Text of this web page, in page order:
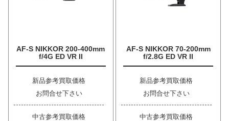
AF-S NIKKOR 200-400mm
f/4G ED VR II
新品参考買取価格
お問合せ下さい
中古参考買取価格
AF-S NIKKOR 70-200mm
f/2.8G ED VR II
新品参考買取価格
お問合せ下さい
中古参考買取価格